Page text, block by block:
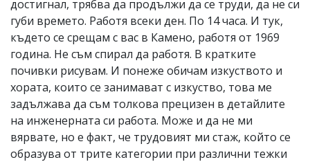
достигнал, трябва да продължи да се труди, да не си
губи времето. Работя всеки ден. По 14 часа. И тук,
където се срещам с вас в Камено, работя от 1969
година. Не съм спирал да работя. В кратките
почивки рисувам. И понеже обичам изкуството и
хората, които се занимават с изкуство, това ме
задължава да съм толкова прецизен в детайлите
на инженерната си работа. Може и да не ми
вярвате, но e факт, че трудовият ми стаж, който се
образува от трите категории при различни тежки